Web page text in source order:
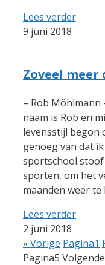
Lees verder
9 juni 2018
Zoveel meer
– Rob Möhlmann
naam is Rob en
levensstijl begon
genoeg van dat
sportschool
sporten, om het
maanden weer te
Lees verder
2 juni 2018
« Vorige Pagina1
Pagina5